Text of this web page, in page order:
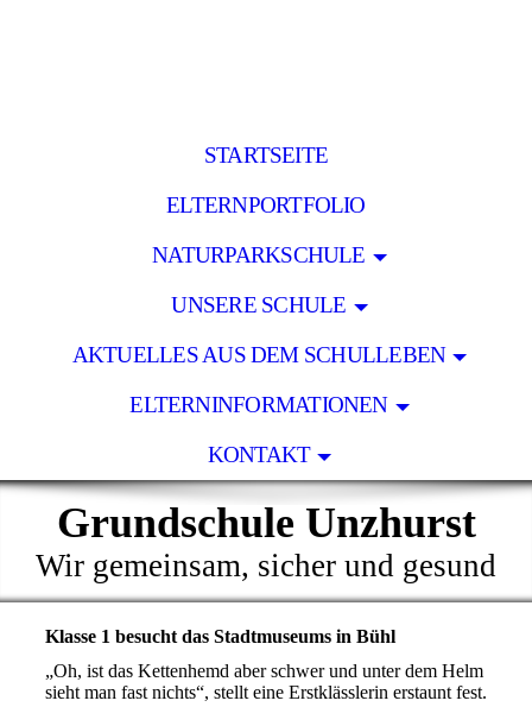
STARTSEITE
ELTERNPORTFOLIO
NATURPARKSCHULE
UNSERE SCHULE
AKTUELLES AUS DEM SCHULLEBEN
ELTERNINFORMATIONEN
KONTAKT
Grundschule Unzhurst
Wir gemeinsam, sicher und gesund
Klasse 1 besucht das Stadtmuseums in Bühl
„Oh, ist das Kettenhemd aber schwer und unter dem Helm
sieht man fast nichts“, stellt eine Erstklässlerin erstaunt fest.